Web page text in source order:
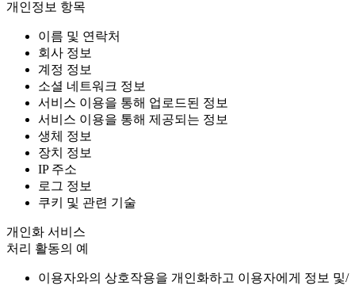
개인정보 항목
이름 및 연락처
회사 정보
계정 정보
소셜 네트워크 정보
서비스 이용을 통해 업로드된 정보
서비스 이용을 통해 제공되는 정보
생체 정보
장치 정보
IP 주소
로그 정보
쿠키 및 관련 기술
개인화 서비스
처리 활동의 예
이용자와의 상호작용을 개인화하고 이용자에게 정보 및/